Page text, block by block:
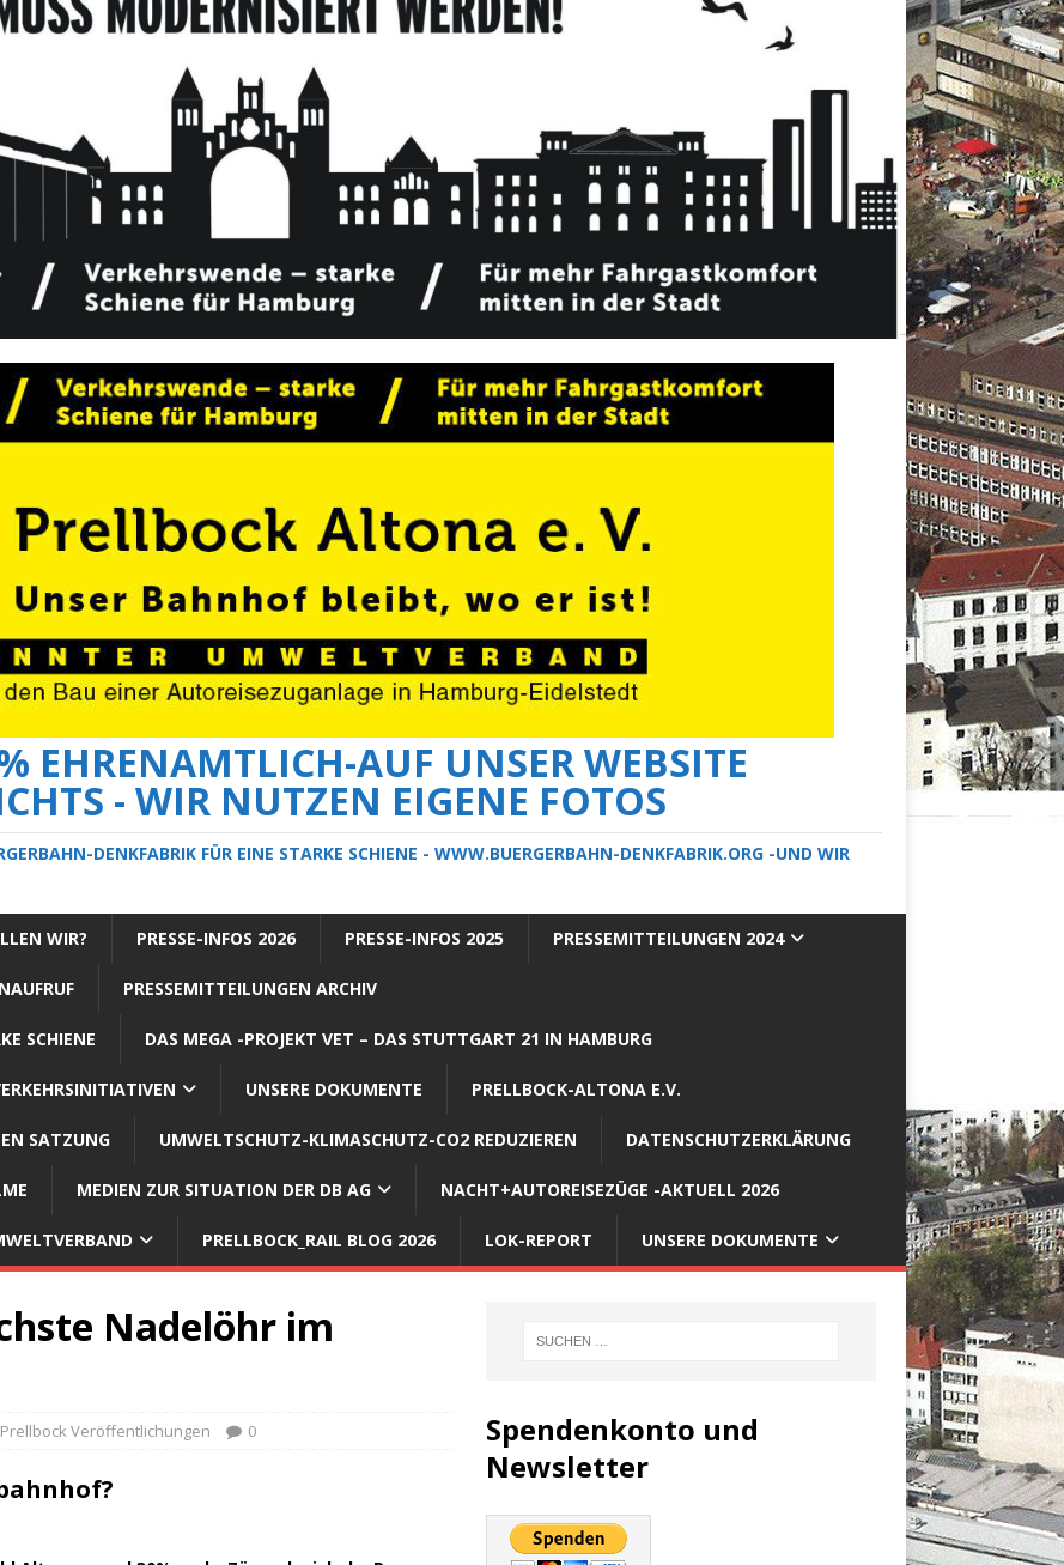
EHRENAMTLICH-AUF UNSER WEBSITE
- WIR NUTZEN EIGENE FOTOS
DENKFABRIK FÜR EINE STARKE SCHIENE - WWW.BUERGERBAHN-DENKFABRIK.ORG -UND WIR
WIR? PRESSE-INFOS 2026 PRESSE-INFOS 2025 PRESSEMITTEILUNGEN 2024
PRESSEMITTEILUNGEN ARCHIV
SCHIENE DAS MEGA -PROJEKT VET – DAS STUTTGART 21 IN HAMBURG
UNSERE DOKUMENTE PRELLBOCK-ALTONA E.V.
SATZUNG UMWELTSCHUTZ-KLIMASCHUTZ-CO2 REDUZIEREN DATENSCHUTZERKLÄRUNG
MEDIEN ZUR SITUATION DER DB AG NACHT+AUTOREISEZÜGE -AKTUELL 2026
PRELLBOCK_RAIL BLOG 2026 LOK-REPORT UNSERE DOKUMENTE
Nadelöhr im
Prellbock Veröffentlichungen 0
Spendenkonto und
Newsletter